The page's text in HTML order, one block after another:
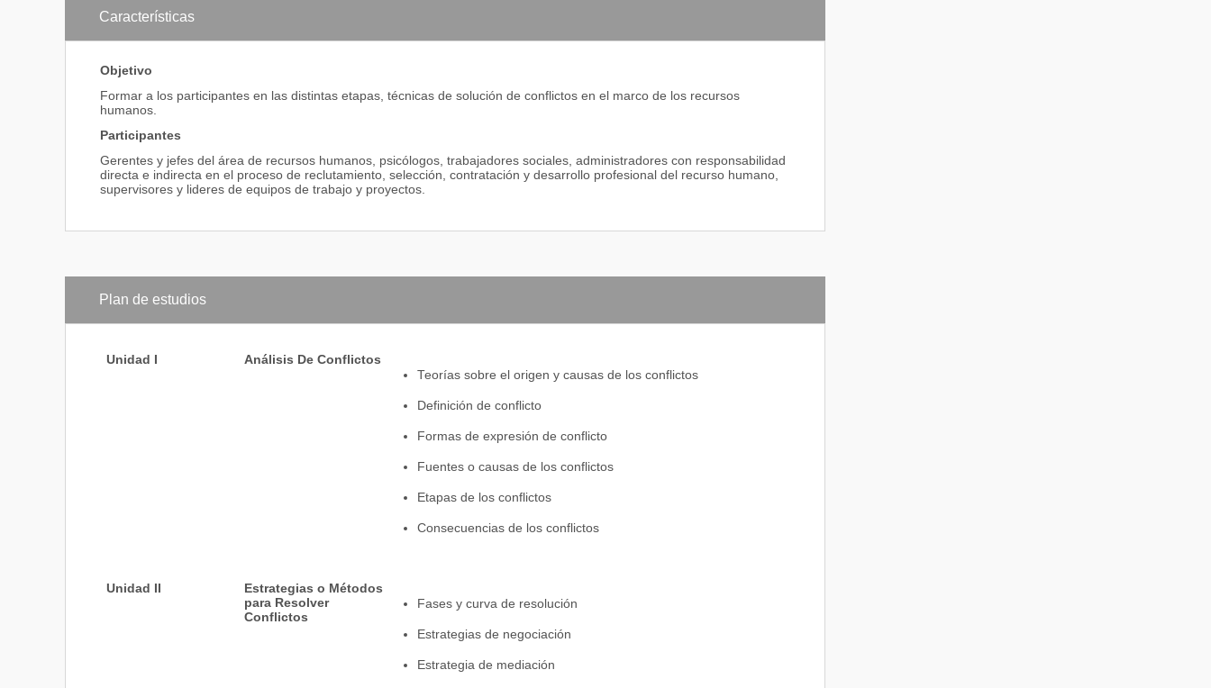
Características
Objetivo
Formar a los participantes en las distintas etapas, técnicas de solución de conflictos en el marco de los recursos
humanos.
Participantes
Gerentes y jefes del área de recursos humanos, psicólogos, trabajadores sociales, administradores con responsabilidad
directa e indirecta en el proceso de reclutamiento, selección, contratación y desarrollo profesional del recurso humano,
supervisores y lideres de equipos de trabajo y proyectos.
Plan de estudios
Unidad I
Análisis De Conflictos
Teorías sobre el origen y causas de los conflictos
Definición de conflicto
Formas de expresión de conflicto
Fuentes o causas de los conflictos
Etapas de los conflictos
Consecuencias de los conflictos
Unidad II
Estrategias o Métodos
para Resolver
Conflictos
Fases y curva de resolución
Estrategias de negociación
Estrategia de mediación